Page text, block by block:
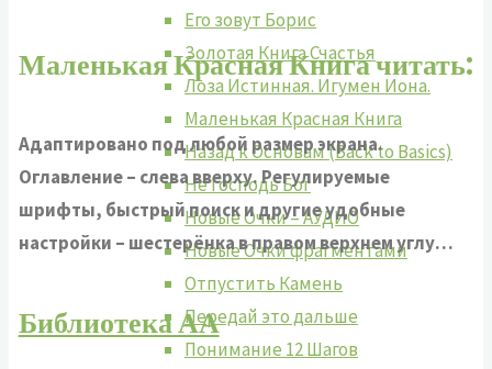
Его зовут Борис
Золотая Книга Счастья
Лоза Истинная. Игумен Иона.
Маленькая Красная Книга
Назад к Основам (Back to Basics)
Не Господь Бог
Новые Очки – АУДИО
Новые Очки фрагментами
Отпустить Камень
Передай это дальше
Понимание 12 Шагов
Маленькая Красная Книга читать:
Адаптировано под любой размер экрана.
Оглавление – слева вверху. Регулируемые
шрифты, быстрый поиск и другие удобные
настройки – шестерёнка в правом верхнем углу…
Библиотека АА